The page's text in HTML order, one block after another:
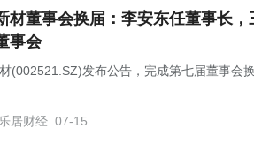
材董事会换届：李安东任董事长，
事会
(002521.SZ)发布公告，完成第七届董事会换
乐居财经 07-15